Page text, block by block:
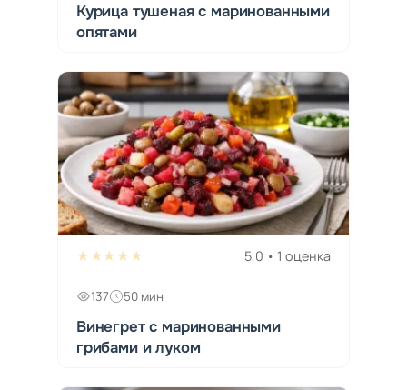
Курица тушеная с маринованными
опятами
★★★★★ 5,0 • 1 оценка
137 50 мин
Винегрет с маринованными
грибами и луком